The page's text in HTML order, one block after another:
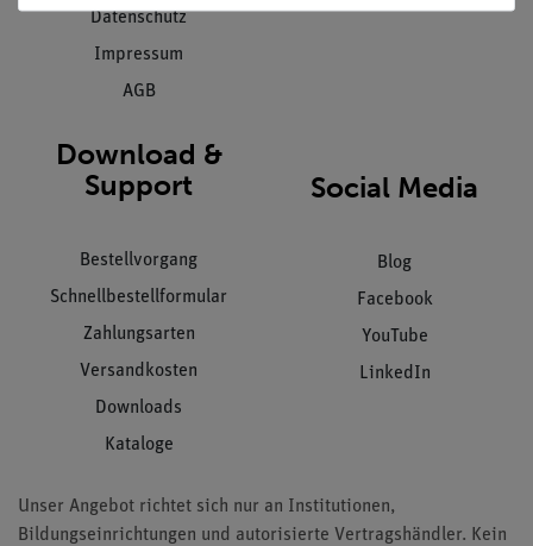
Datenschutz
Impressum
AGB
Download &
Support
Bestellvorgang
Schnellbestellformular
Zahlungsarten
Versandkosten
Downloads
Kataloge
Social Media
Blog
Facebook
YouTube
LinkedIn
Unser Angebot richtet sich nur an Institutionen,
Bildungseinrichtungen und autorisierte Vertragshändler. Kein